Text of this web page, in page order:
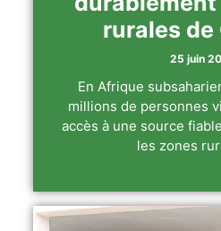
rurales de
25 juin
En Afrique
millions de personnes
accès à une source
les zones